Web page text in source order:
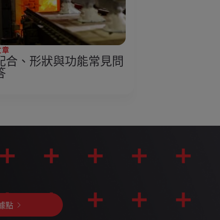
合、形狀與功能常見問
點